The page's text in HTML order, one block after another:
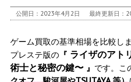
公開日：2023年4月2日 最終更新日：
ゲーム買取の基準相場を比較し
プレステ版の 『 ライザのアト
術士と秘密の鍵〜 』 です。こ